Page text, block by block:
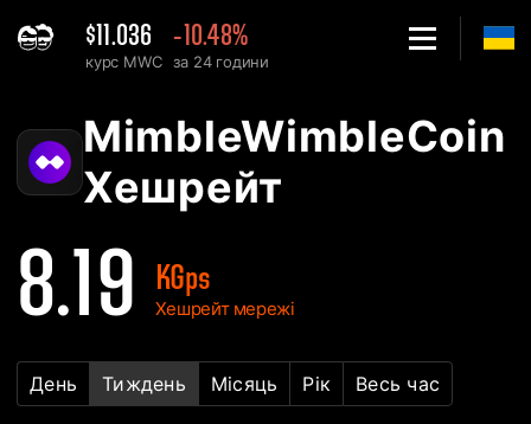
$11.036
курс MWC
-10.48%
за 24 години
MimbleWimbleCoin
Хешрейт
8.19 KGps
Хешрейт мережі
День Тиждень Місяць Рік Весь час